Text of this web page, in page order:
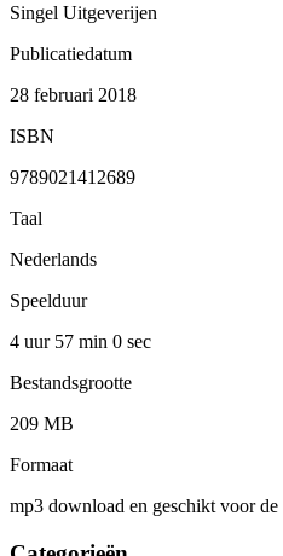
Singel Uitgeverijen
Publicatiedatum
28 februari 2018
ISBN
9789021412689
Taal
Nederlands
Speelduur
4 uur 57 min 0 sec
Bestandsgrootte
209 MB
Formaat
mp3 download en geschikt voor